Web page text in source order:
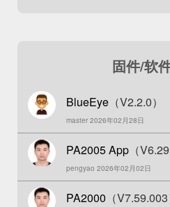
固件/软
BlueEye （V2.2.0）
master 2026年02月28日
PA2005 App （
pengyao 2026年02月02日
PA2000 （V7.59.003